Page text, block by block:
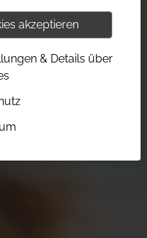
akzeptieren
& Details über